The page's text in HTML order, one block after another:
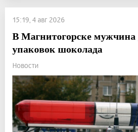
15:19, 4 авг 2026
В Магнитогорске мужчина
упаковок шоколада
Новости